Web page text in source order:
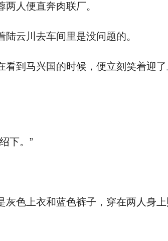
人便直奔肉联厂。
云川去车间里是没问题的。
到马兴国的时候，便立刻笑着迎
下。”
色上衣和蓝色裤子，穿在两人身